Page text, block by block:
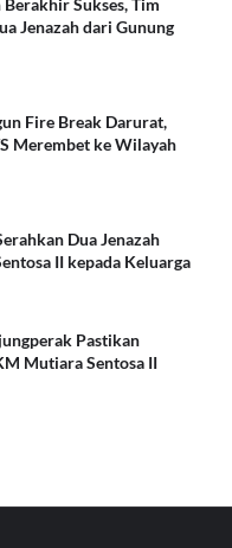
Sukses, Tim
Jenazah dari Gunung
Fire Break Darurat,
Merembet ke Wilayah
Dua Jenazah
II kepada Keluarga
Pastikan
Mutiara Sentosa II